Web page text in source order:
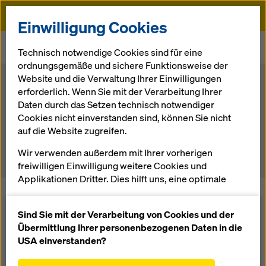
Doka
Doka Xpress
Abstützbock umsetzen mit Luftkissen
DokaXpress CEU 02/2019
Schwerstgewicht mit Luftkissen
verschoben
Hochregallager haben die Techniker der Doka anstelle
von Radsätzen Luftkissen aus dem Schwerlasttransport
eingesetzt.
Der Schweizer Detailhändler Migros erweitert sein
Einwilligung Cookies
Technisch notwendige Cookies sind für eine
ordnungsgemäße und sichere Funktionsweise der
Website und die Verwaltung Ihrer Einwilligungen
erforderlich. Wenn Sie mit der Verarbeitung Ihrer
Daten durch das Setzen technisch notwendiger
Cookies nicht einverstanden sind, können Sie nicht
auf die Website zugreifen.
Wir verwenden außerdem mit Ihrer vorherigen
freiwilligen Einwilligung weitere Cookies und
Applikationen Dritter. Dies hilft uns, eine optimale
die Funktionalität unserer Website ständig zu
verbessern (Funktionale und Statistik Cookies),
Sind Sie mit der Verarbeitung von Cookies und der
Übermittlung Ihrer personenbezogenen Daten in die
USA einverstanden?